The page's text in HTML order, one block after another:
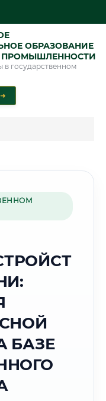
ОБРАЗОВАНИЕ
ПРОМЫШЛЕННОСТИ
в государственном
➜
🌇 Закат:20:07
мин.
БАЗЕ